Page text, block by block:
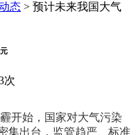
态 > 预计未来我国大气
次
始，国家对大气污染
集出台，监管趋严、标准